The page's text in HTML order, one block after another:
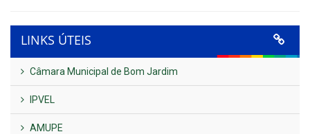
LINKS ÚTEIS
Câmara Municipal de Bom Jardim
IPVEL
AMUPE